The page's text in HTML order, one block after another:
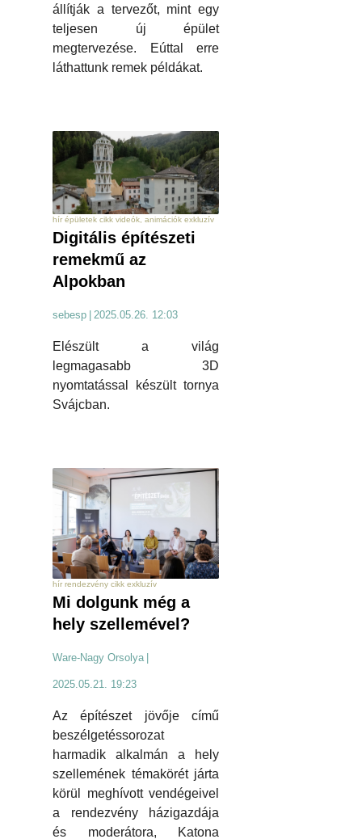
állítják a tervezőt, mint egy
teljesen új épület
megtervezése. Eúttal erre
láthattunk remek példákat.
hír épületek cikk videók, animációk exkluzív
Digitális építészeti
remekmű az
Alpokban
sebesp 2025.05.26. 12:03
Elészült a világ
legmagasabb 3D
nyomtatással készült tornya
Svájcban.
hír rendezvény cikk exkluzív
Mi dolgunk még a
hely szellemével?
Ware-Nagy Orsolya
2025.05.21. 19:23
Az építészet jövője című
beszélgetéssorozat
harmadik alkalmán a hely
szellemének témakörét járta
körül meghívott vendégeivel
a rendezvény házigazdája
és moderátora, Katona